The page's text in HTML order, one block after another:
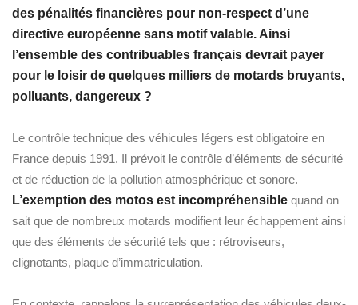
des pénalités financières pour non-respect d’une
directive européenne sans motif valable. Ainsi
l’ensemble des contribuables français devrait payer
pour le loisir de quelques milliers de motards bruyants,
polluants, dangereux ?
Le contrôle technique des véhicules légers est obligatoire en
France depuis 1991. Il prévoit le contrôle d’éléments de sécurité
et de réduction de la pollution atmosphérique et sonore.
L’exemption des motos est incompréhensible quand on
sait que de nombreux motards modifient leur échappement ainsi
que des éléments de sécurité tels que : rétroviseurs,
clignotants, plaque d’immatriculation.